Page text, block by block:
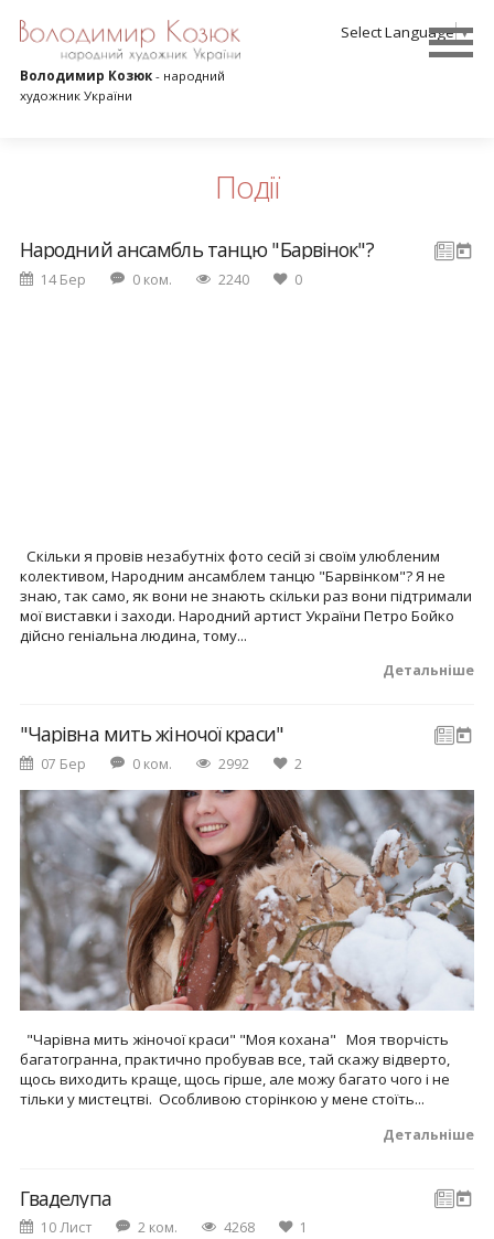
Select Language▼
Володимир Козюк- народний
художник України
Події
Народний ансамбль танцю "Барвінок"?
14 Бер 0 ком. 2240 0
Скільки я провів незабутніх фото сесій зі своїм улюбленим
колективом, Народним ансамблем танцю "Барвінком"? Я не
знаю, так само, як вони не знають скільки раз вони підтримали
мої виставки і заходи. Народний артист України Петро Бойко
дійсно геніальна людина, тому...
Детальніше
"Чарівна мить жіночої краси"
07 Бер 0 ком. 2992 2
"Чарівна мить жіночої краси" "Моя кохана" Моя творчість
багатогранна, практично пробував все, тай скажу відверто,
щось виходить краще, щось гірше, але можу багато чого і не
тільки у мистецтві. Особливою сторінкою у мене стоїть...
Детальніше
Гваделупа
10 Лист 2 ком. 4268 1